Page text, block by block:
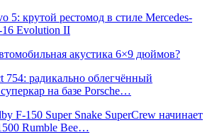
5: крутой рестомод в стиле Mercedes-
16 Evolution II
акустика 6×9 дюймов?
754: радикально облегчённый
на базе Porsche…
F-150 Super Snake SuperCrew начинает
Rumble Bee…